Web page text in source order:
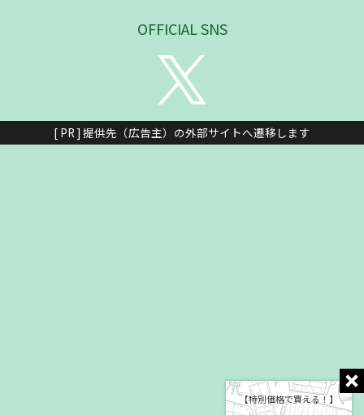
【特別価格で買える！】
OFFICIAL SNS
[ PR ] 提供先（広告主）の外部サイトへ遷移します